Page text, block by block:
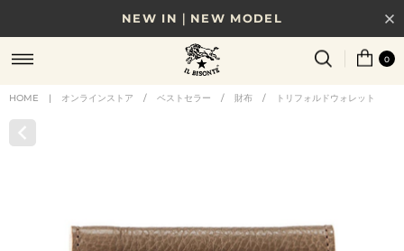
NEW IN｜NEW MODEL
8/17(月)10時まで｜税込11,000円以上で送料無料
贈る相手やシーンから選べる、新しいギフトガイド
0
HOME | オンラインストア / ベストセラー / 財布 / トリフォルドウォレット